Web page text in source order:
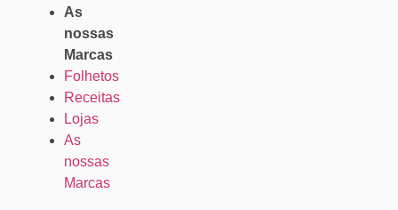
As
nossas
Marcas
Folhetos
Receitas
Lojas
As
nossas
Marcas